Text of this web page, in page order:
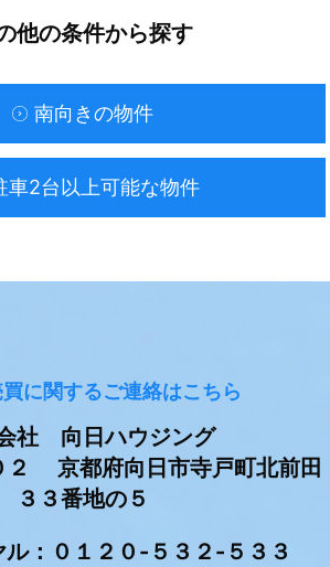
他の条件から探す
南向きの物件
車2台以上可能な物件
に関するご連絡はこちら
社 向日ハウジング
２ 京都府向日市寺戸町北前田
３３番地の５
ル：０１２０-５３２-５３３